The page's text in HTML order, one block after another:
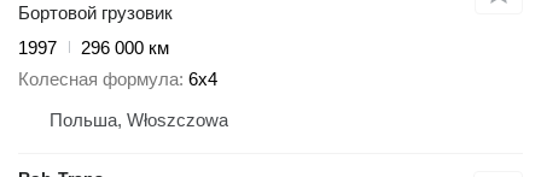
Бортовой грузовик
1997
296 000 км
Колесная формула 6x4
Польша, Włoszczowa